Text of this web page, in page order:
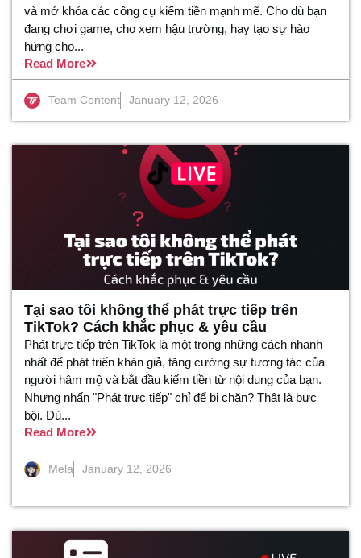
và mở khóa các công cụ kiếm tiền mạnh mẽ. Cho dù bạn
đang chơi game, cho xem hậu trường, hay tạo sự hào
hứng cho...
Read More
Team Content January 12, 2026
Tại sao tôi không thể phát trực tiếp trên
TikTok? Cách khắc phục & yêu cầu
Phát trực tiếp trên TikTok là một trong những cách nhanh
nhất để phát triển khán giả, tăng cường sự tương tác của
người hâm mộ và bắt đầu kiếm tiền từ nội dung của bạn.
Nhưng nhấn "Phát trực tiếp" chỉ để bị chặn? Thật là bực
bội. Dù...
Read More
Mela January 12, 2026